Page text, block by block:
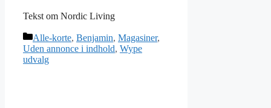
Tekst om Nordic Living
Kategorier
Alle-korte, Benjamin, Magasiner,
Uden annonce i indhold, Wype
udvalg